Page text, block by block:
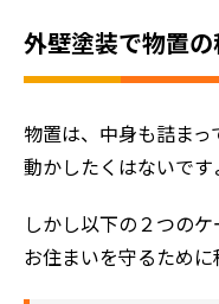
外壁塗装で物置
物置は、中身も詰ま
動かしたくはないです
しかし以下の２つの
お住まいを守るために